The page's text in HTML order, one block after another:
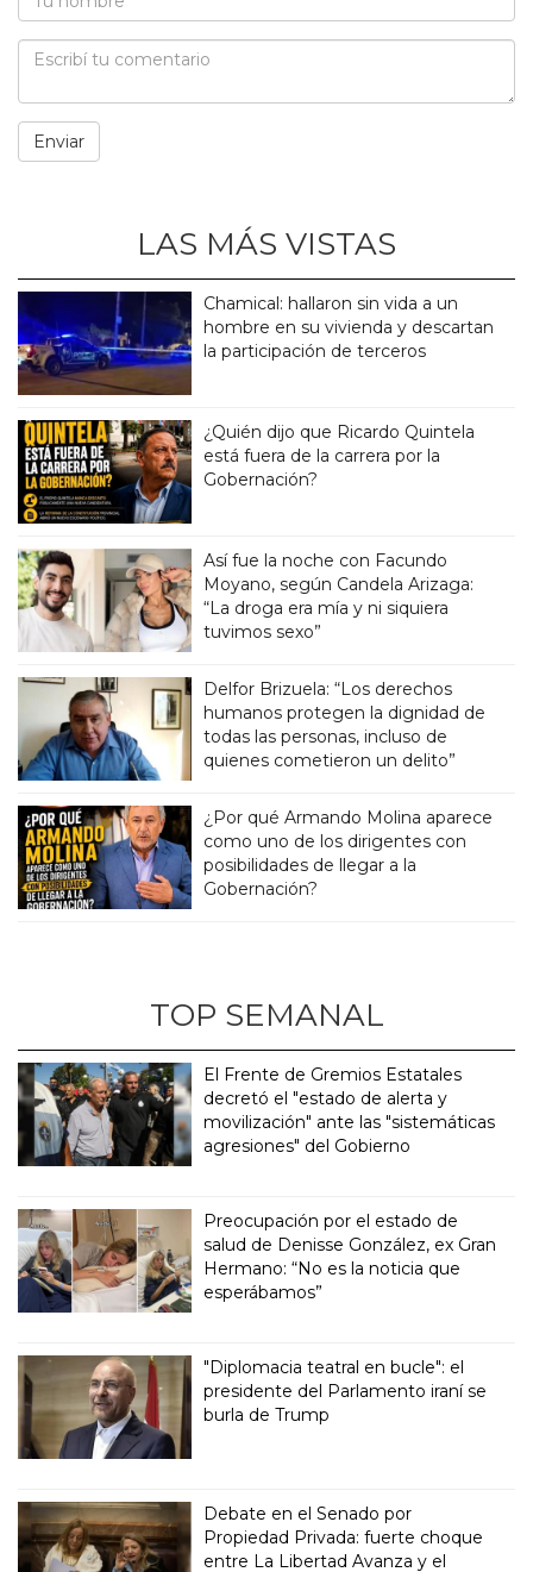
LAS MÁS VISTAS
Chamical: hallaron sin vida a un
hombre en su vivienda y descartan
la participación de terceros
¿Quién dijo que Ricardo Quintela
está fuera de la carrera por la
Gobernación?
Así fue la noche con Facundo
Moyano, según Candela Arizaga:
“La droga era mía y ni siquiera
tuvimos sexo”
Delfor Brizuela: “Los derechos
humanos protegen la dignidad de
todas las personas, incluso de
quienes cometieron un delito”
¿Por qué Armando Molina aparece
como uno de los dirigentes con
posibilidades de llegar a la
Gobernación?
TOP SEMANAL
El Frente de Gremios Estatales
decretó el "estado de alerta y
movilización" ante las "sistemáticas
agresiones" del Gobierno
Preocupación por el estado de
salud de Denisse González, ex Gran
Hermano: “No es la noticia que
esperábamos”
"Diplomacia teatral en bucle": el
presidente del Parlamento iraní se
burla de Trump
Debate en el Senado por
Propiedad Privada: fuerte choque
entre La Libertad Avanza y el